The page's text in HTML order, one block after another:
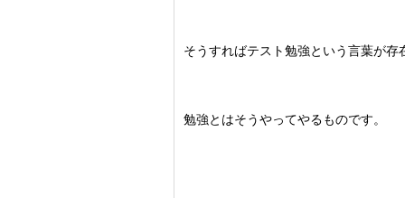
そうすればテスト勉強という言葉が存
勉強とはそうやってやるものです。